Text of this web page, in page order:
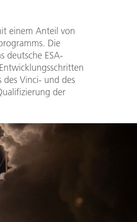
einem Anteil von
Die
deutsche ESA-
des Vinci- und des
der